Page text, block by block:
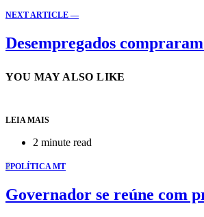
NEXT ARTICLE —
Desempregados
YOU MAY ALSO LIKE
LEIA MAIS
2 minute read
PPOLÍTICA MT
Governador se reúne com